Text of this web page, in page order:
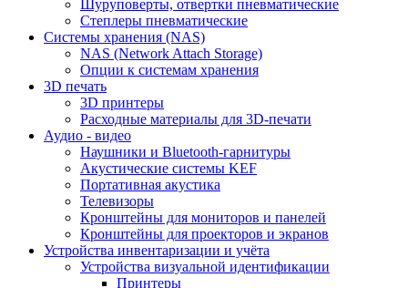
Шуруповерты, отвертки пневматические
Степлеры пневматические
Cистемы хранения (NAS)
NAS (Network Attach Storage)
Опции к системам хранения
3D печать
3D принтеры
Расходные материалы для 3D-печати
Аудио - видео
Наушники и Bluetooth-гарнитуры
Акустические системы KEF
Портативная акустика
Телевизоры
Кронштейны для мониторов и панелей
Кронштейны для проекторов и экранов
Устройства инвентаризации и учёта
Устройства визуальной идентификации
Принтеры